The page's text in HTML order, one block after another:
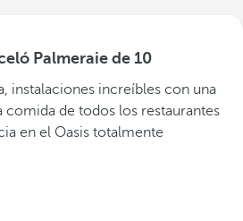
Palmeraie de 10
instalaciones increíbles con una
comida de todos los restaurantes
en el Oasis totalmente